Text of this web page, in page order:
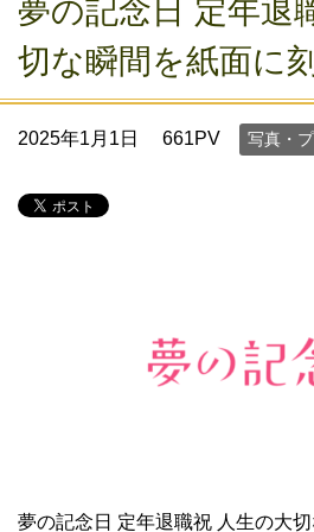
夢の記念日 定年退
切な瞬間を紙面に
2025年1月1日 661PV 写真・
夢の記念日 定年退職祝 人生の大